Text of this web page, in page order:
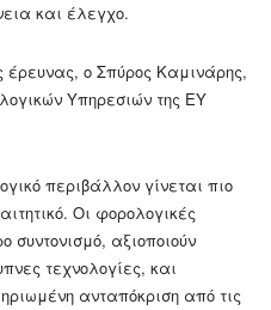
και έλεγχο.
έρευνας, ο Σπύρος Καμινάρης,
Υπηρεσιών της ΕΥ
περιβάλλον γίνεται πιο
Οι φορολογικές
συντονισμό, αξιοποιούν
τεχνολογίες, και
ανταπόκριση από τις